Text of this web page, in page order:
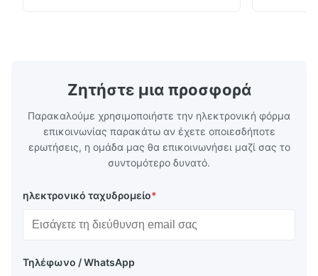
Ζητήστε μια προσφορά
Παρακαλούμε χρησιμοποιήστε την ηλεκτρονική φόρμα
επικοινωνίας παρακάτω αν έχετε οποιεσδήποτε
ερωτήσεις, η ομάδα μας θα επικοινωνήσει μαζί σας το
συντομότερο δυνατό.
ηλεκτρονικό ταχυδρομείο*
Τηλέφωνο / WhatsApp